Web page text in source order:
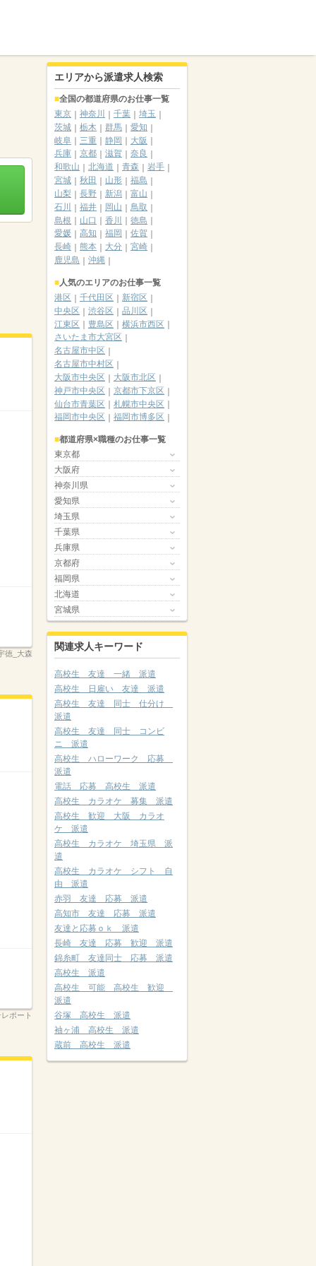
徳_大森
ポート
エリアから派遣求人検索
全国の都道府県のお仕事一覧
東京
神奈川 千葉
埼玉
茨城
栃木 群馬
愛知
岐阜
三重 静岡
大阪
兵庫
京都 滋賀
奈良
和歌山
北海道 青森
岩手
宮城
秋田 山形
福島
山梨
長野 新潟
富山
石川
福井 岡山
鳥取
島根
山口 香川
徳島
愛媛
高知 福岡
佐賀
長崎
熊本 大分
宮崎
鹿児島
沖縄
人気のエリアのお仕事一覧
港区
千代田区
新宿区
中央区
渋谷区
品川区
江東区
豊島区
横浜市西区
さいたま市大宮区
名古屋市中区
名古屋市中村区
大阪市中央区
大阪市北区
神戸市中央区
京都市下京区
仙台市青葉区
札幌市中央区
福岡市中央区
福岡市博多区
都道府県×職種のお仕事一覧
東京都
大阪府
神奈川県
愛知県
埼玉県
千葉県
兵庫県
京都府
福岡県
北海道
宮城県
関連求人キーワード
高校生 友達 一緒 派遣
高校生 日雇い 友達 派遣
高校生 友達 同士 仕分け
派遣
高校生 友達 同士 コンビ
ニ 派遣
高校生 ハローワーク 応募
派遣
電話 応募 高校生 派遣
高校生 カラオケ 募集 派遣
高校生 歓迎 大阪 カラオ
ケ 派遣
高校生 カラオケ 埼玉県 派
遣
高校生 カラオケ シフト 自
由 派遣
赤羽 友達 応募 派遣
高知市 友達 応募 派遣
友達と応募ｏｋ 派遣
長崎 友達 応募 歓迎 派遣
錦糸町 友達同士 応募 派遣
高校生 派遣
高校生 可能 高校生 歓迎
派遣
谷塚 高校生 派遣
袖ヶ浦 高校生 派遣
蔵前 高校生 派遣